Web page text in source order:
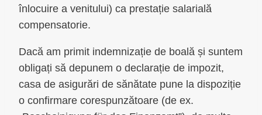
înlocuire a venitului) ca prestație salarială
compensatorie.
Dacă am primit indemnizație de boală și suntem
obligați să depunem o declarație de impozit,
casa de asigurări de sănătate pune la dispoziție
o confirmare corespunzătoare (de ex.